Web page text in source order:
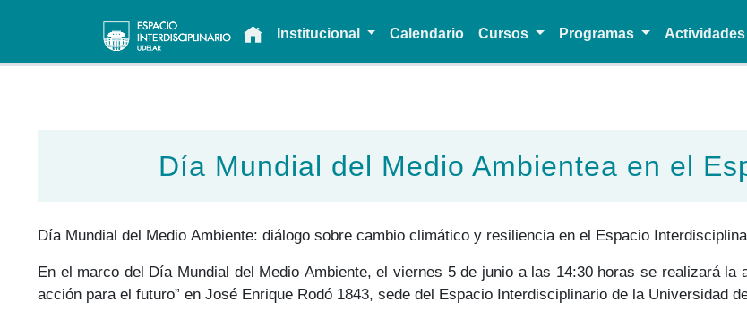
Main navigationInstitucional Calendario Cursos Programas
Día Mundial del Medio Ambientea en el
Día Mundial del Medio Ambiente: diálogo sobre cambio climático y resiliencia en el Espacio
En el marco del Día Mundial del Medio Ambiente, el viernes 5 de junio a las 14:30 horas se realizará
acción para el futuro” en José Enrique Rodó 1843, sede del Espacio Interdisciplinario de la Universidad